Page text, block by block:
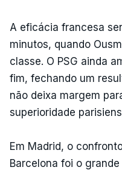
A eficácia francesa
minutos, quando
classe. O PSG ainda
fim, fechando um
não deixa margem
superioridade
Em Madrid, o
Barcelona foi o